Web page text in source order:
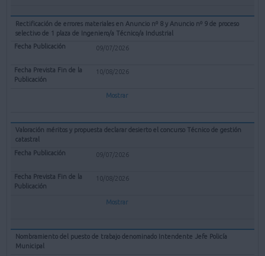
Rectificación de errores materiales en Anuncio nº 8 y Anuncio nº 9 de proceso
selectivo de 1 plaza de Ingeniero/a Técnico/a Industrial
09/07/2026
10/08/2026
Mostrar
Valoración méritos y propuesta declarar desierto el concurso Técnico de gestión
catastral
09/07/2026
10/08/2026
Mostrar
Nombramiento del puesto de trabajo denominado Intendente Jefe Policía
Municipal